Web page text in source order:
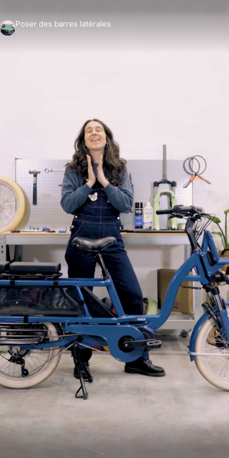
Poser des barres latérales